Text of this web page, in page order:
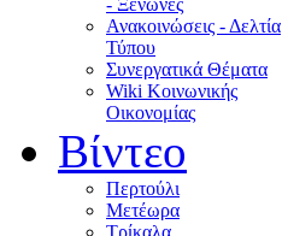
- Ξενώνες
Ανακοινώσεις - Δελτία
Τύπου
Συνεργατικά Θέματα
Wiki Κοινωνικής
Οικονομίας
Βίντεο
Περτούλι
Μετέωρα
Τρίκαλα